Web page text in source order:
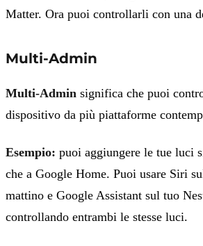
Matter. Ora puoi controllarli con una
Multi-Admin
Multi-Admin significa che puoi
dispositivo da più piattaforme
Esempio: puoi aggiungere le tue luci
che a Google Home. Puoi usare Siri
mattino e Google Assistant sul tuo
controllando entrambi le stesse luci.